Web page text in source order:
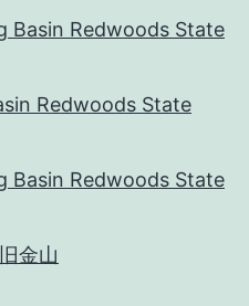
Basin Redwoods State
Redwoods State
Basin Redwoods State
金山